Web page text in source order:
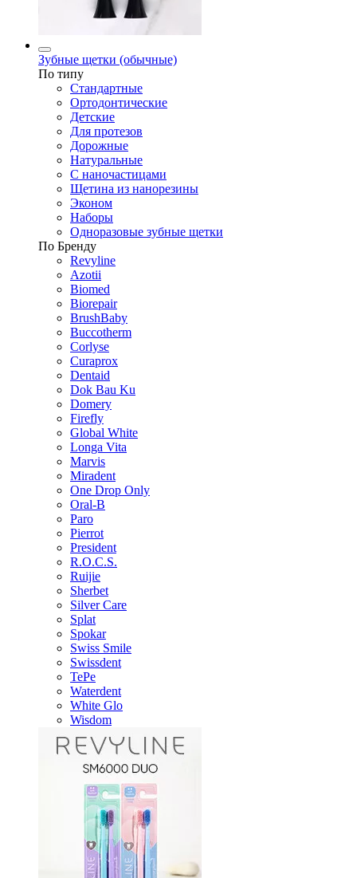
Зубные щетки (обычные)
По типу
Стандартные
Ортодонтические
Детские
Для протезов
Дорожные
Натуральные
С наночастицами
Щетина из нанорезины
Эконом
Наборы
Одноразовые зубные щетки
По Бренду
Revyline
Azotii
Biomed
Biorepair
BrushBaby
Buccotherm
Corlyse
Curaprox
Dentaid
Dok Bau Ku
Domery
Firefly
Global White
Longa Vita
Marvis
Miradent
One Drop Only
Oral-B
Paro
Pierrot
President
R.O.C.S.
Ruijie
Sherbet
Silver Care
Splat
Spokar
Swiss Smile
Swissdent
TePe
Waterdent
White Glo
Wisdom